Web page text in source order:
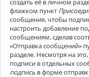
флажком пункт
сообщения, чтобы
настроить добавление
сообщениям, сделав
«Отправка сообщений»
разделе. Несмотря на
подписи в отдельных
подпись в форме